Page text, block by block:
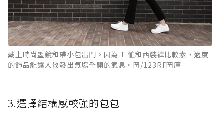
戴上時尚墨鏡和帶小包出門。因為 T 恤和西裝褲比較素，適度
的飾品能讓人散發出氣場全開的氣息。圖/123RF圖庫
3.選擇結構感較強的包包